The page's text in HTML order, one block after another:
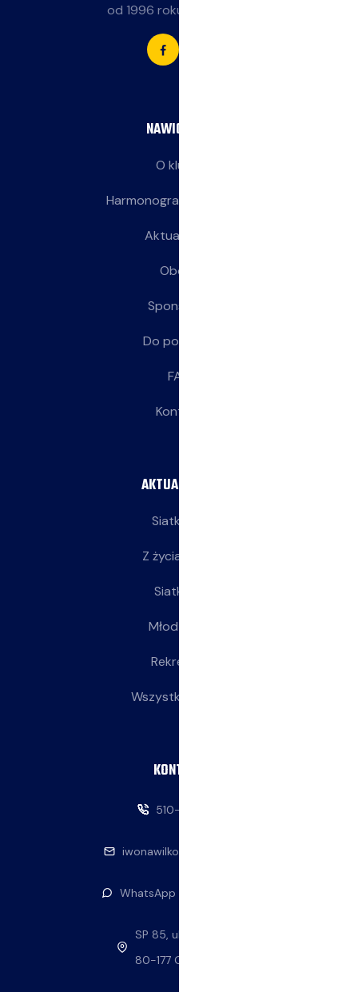
od 1996 roku przy SP 85.
NAWIGACJA
O klubie
Harmonogram treningów
Aktualności
Obozy
Sponsorzy
Do pobrania
FAQ
Kontakt
AKTUALNOŚCI
Siatkarze
Z życia klubu
Siatkarki
Młodziczki
Rekreacja
Wszystkie wpisy
KONTAKT
510-146-069
iwonawilkowska@interia.pl
WhatsApp — napisz do nas
SP 85, ul. Stolema 59
80-177 Gdańsk